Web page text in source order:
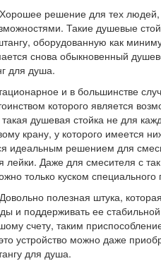
решение для тех
Такие душевые
оборудованную как
снова обыкновенный
для душа.
и в большинстве
которого является
душевая стойка не для
крану, у которого имеется
идеальным решением для
лейки. Даже для смесителя с
только куском специального
полезная штука,
и поддерживать ее
счету, таким
устройство можно даже
для душа.